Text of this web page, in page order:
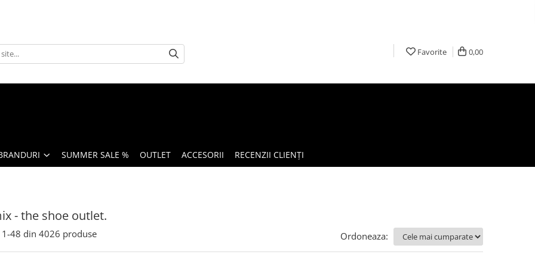
Favorite 0,00
SUMMER SALE % OUTLET ACCESORII RECENZII CLIENȚI
- the shoe outlet.
1-48 din 4026 produse Ordoneaza: